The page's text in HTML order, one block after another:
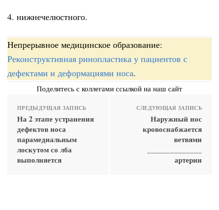
4. нижнечелюстного.
Непрерывное медицинское образование:
Реконструктивная ринопластика у пациентов с
дефектами и деформациями носа.
Поделитесь с коллегами ссылкой на наш сайт
ПРЕДЫДУЩАЯ ЗАПИСЬ
На 2 этапе устранения
дефектов носа
парамедиальным
лоскутом со лба
выполняется
СЛЕДУЮЩАЯ ЗАПИСЬ
Наружный нос
кровоснабжается
ветвями
артерии